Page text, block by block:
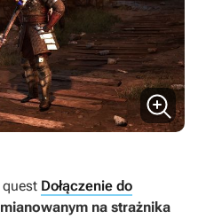
Dołączenie do
na strażnika